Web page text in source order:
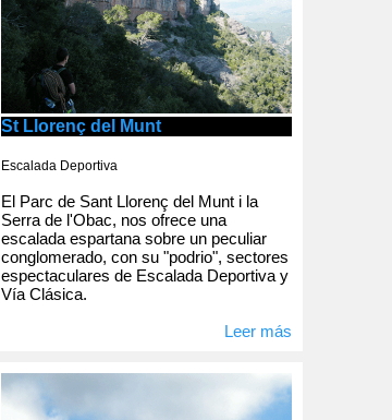
St Llorenç del Munt
Escalada Deportiva
El Parc de Sant Llorenç del Munt i la
Serra de l'Obac, nos ofrece una
escalada espartana sobre un peculiar
conglomerado, con su "podrio", sectores
espectaculares de Escalada Deportiva y
Vía Clásica.
Leer más